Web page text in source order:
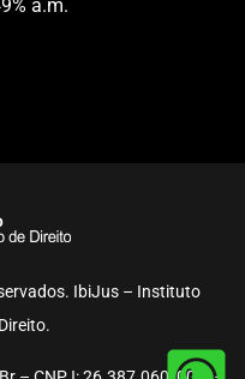
a.m.
IbiJus – Instituto